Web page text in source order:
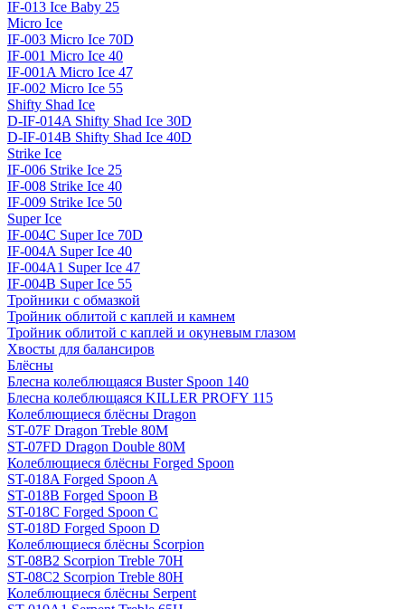
IF-013 Ice Baby 25
Micro Ice
IF-003 Micro Ice 70D
IF-001 Micro Ice 40
IF-001A Micro Ice 47
IF-002 Micro Ice 55
Shifty Shad Ice
D-IF-014A Shifty Shad Ice 30D
D-IF-014B Shifty Shad Ice 40D
Strike Ice
IF-006 Strike Ice 25
IF-008 Strike Ice 40
IF-009 Strike Ice 50
Super Ice
IF-004C Super Ice 70D
IF-004A Super Ice 40
IF-004A1 Super Ice 47
IF-004B Super Ice 55
Тройники с обмазкой
Тройник облитой с каплей и камнем
Тройник облитой с каплей и окуневым глазом
Хвосты для балансиров
Блёсны
Блесна колеблющаяся Buster Spoon 140
Блесна колеблющаяся KILLER PROFY 115
Колеблющиеся блёсны Dragon
ST-07F Dragon Treble 80M
ST-07FD Dragon Double 80M
Колеблющиеся блёсны Forged Spoon
ST-018A Forged Spoon A
ST-018B Forged Spoon B
ST-018C Forged Spoon C
ST-018D Forged Spoon D
Колеблющиеся блёсны Scorpion
ST-08B2 Scorpion Treble 70H
ST-08C2 Scorpion Treble 80H
Колеблющиеся блёсны Serpent